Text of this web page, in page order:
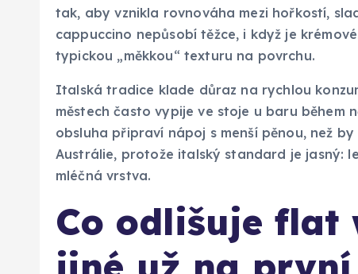
tak, aby vznikla rovnováha mezi hořkostí,
cappuccino nepůsobí těžce, i když je
typickou „měkkou“ texturu na povrchu.
Italská tradice klade důraz na rychlou
městech často vypije ve stoje u baru během
obsluha připraví nápoj s menší pěnou, než
Austrálie, protože italský standard je jasný:
mléčná vrstva.
Co odlišuje flat